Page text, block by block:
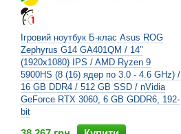
Ігровий ноутбук Б-клас Asus ROG
Zephyrus G14 GA401QM / 14"
(1920x1080) IPS / AMD Ryzen 9
5900HS (8 (16) ядер по 3.0 - 4.6 GHz) /
16 GB DDR4 / 512 GB SSD / nVidia
GeForce RTX 3060, 6 GB GDDR6, 192-
bit